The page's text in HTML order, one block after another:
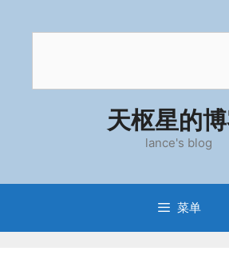
天枢星的
lance's blog
菜单